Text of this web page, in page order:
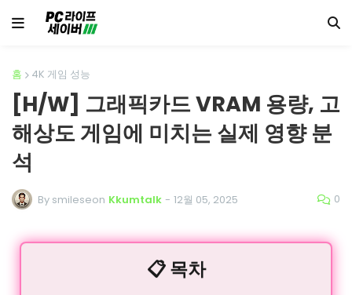
홈 4K 게임 성능
​[H/W] 그래픽카드 VRAM 용량, 고
해상도 게임에 미치는 실제 영향 분
석 ​
By smileseon Kkumtalk - 12월 05, 2025 0
📋 목차